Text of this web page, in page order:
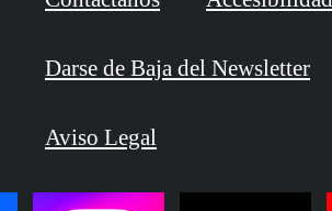
Darse de Baja del Newsletter
Aviso Legal